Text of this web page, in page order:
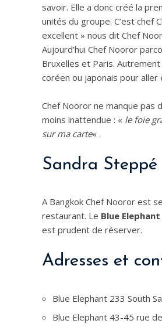
savoir. Elle a donc créé la
unités du groupe. C’est chef
excellent » nous dit Chef
Aujourd’hui Chef Nooror
Bruxelles et Paris.
coréen ou japonais pour
Chef Nooror ne manque pas
moins inattendue : « le foie
sur ma carte« .
Sandra Steppé
A Bangkok Chef Nooror est
restaurant. Le Blue
est prudent de réserver.
Adresses et
Blue Elephant 233 South
Blue Elephant 43-45 rue